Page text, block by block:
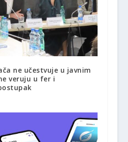
ne učestvuje u javnim
veruju u fer i